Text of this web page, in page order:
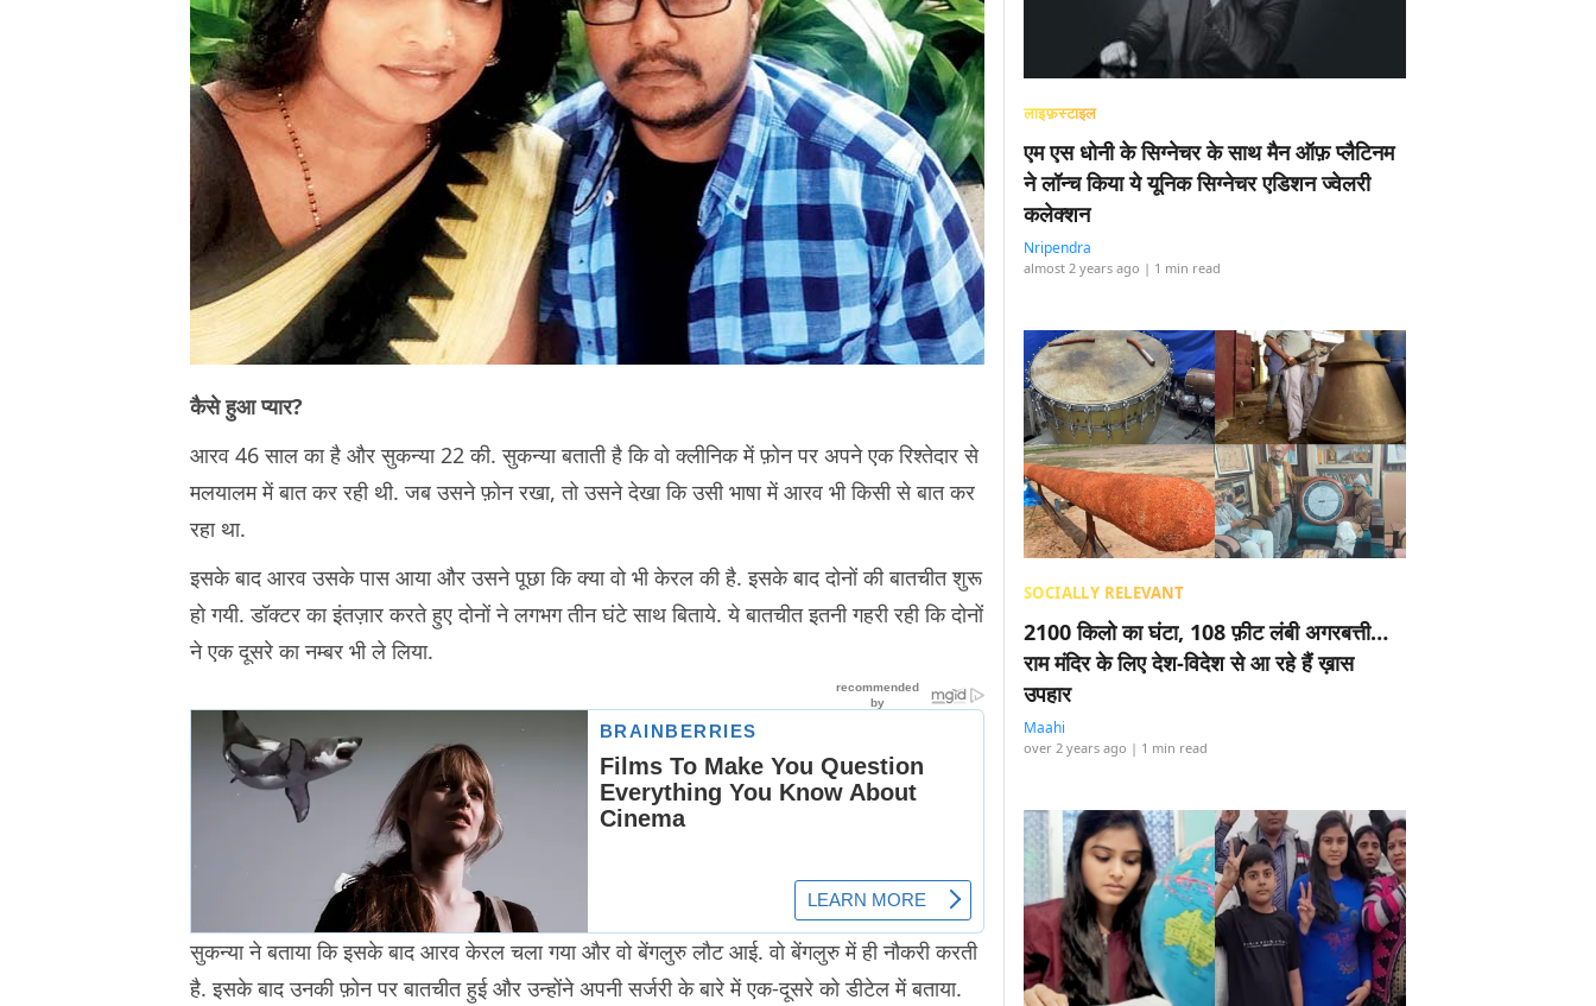
कैसे हुआ प्यार?
आरव 46 साल का है और सुकन्या 22 की. सुकन्या बताती है कि वो क्लीनिक में फ़ोन पर अपने एक रिश्तेदार से
मलयालम में बात कर रही थी. जब उसने फ़ोन रखा, तो उसने देखा कि उसी भाषा में आरव भी किसी से बात कर
रहा था.
इसके बाद आरव उसके पास आया और उसने पूछा कि क्या वो भी केरल की है. इसके बाद दोनों की बातचीत शुरू
हो गयी. डॉक्टर का इंतज़ार करते हुए दोनों ने लगभग तीन घंटे साथ बिताये. ये बातचीत इतनी गहरी रही कि दोनों
ने एक दूसरे का नम्बर भी ले लिया.
सुकन्या ने बताया कि इसके बाद आरव केरल चला गया और वो बेंगलुरु लौट आई. वो बेंगलुरु में ही नौकरी करती
है. इसके बाद उनकी फ़ोन पर बातचीत हुई और उन्होंने अपनी सर्जरी के बारे में एक-दूसरे को डीटेल में बताया.
लाइफ़स्टाइल
एम एस धोनी के सिग्नेचर के साथ मैन ऑफ़ प्लैटिनम
ने लॉन्च किया ये यूनिक सिग्नेचर एडिशन ज्वेलरी
कलेक्शन
Nripendra
almost 2 years ago | 1 min read
SOCIALLY RELEVANT
2100 किलो का घंटा, 108 फ़ीट लंबी अगरबत्ती…
राम मंदिर के लिए देश-विदेश से आ रहे हैं ख़ास
उपहार
Maahi
over 2 years ago | 1 min read